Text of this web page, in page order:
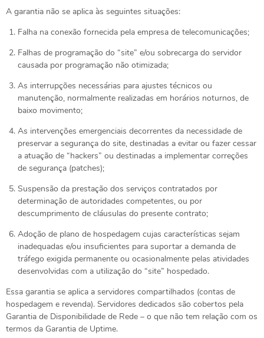
A garantia não se aplica às seguintes situações:
Falha na conexão fornecida pela empresa de telecomunicações;
Falhas de programação do “site” e/ou sobrecarga do servidor
causada por programação não otimizada;
As interrupções necessárias para ajustes técnicos ou
manutenção, normalmente realizadas em horários noturnos, de
baixo movimento;
As intervenções emergenciais decorrentes da necessidade de
preservar a segurança do site, destinadas a evitar ou fazer cessar
a atuação de “hackers” ou destinadas a implementar correções
de segurança (patches);
Suspensão da prestação dos serviços contratados por
determinação de autoridades competentes, ou por
descumprimento de cláusulas do presente contrato;
Adoção de plano de hospedagem cujas características sejam
inadequadas e/ou insuficientes para suportar a demanda de
tráfego exigida permanente ou ocasionalmente pelas atividades
desenvolvidas com a utilização do “site” hospedado.
Essa garantia se aplica a servidores compartilhados (contas de
hospedagem e revenda). Servidores dedicados são cobertos pela
Garantia de Disponibilidade de Rede – o que não tem relação com os
termos da Garantia de Uptime.